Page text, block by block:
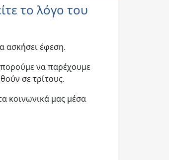
το λόγο του
ασκήσει έφεση.
να παρέχουμε
σε τρίτους.
κοινωνικά μας μέσα